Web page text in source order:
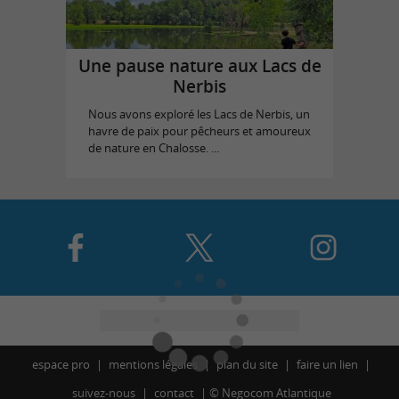
Une pause nature aux Lacs de
Nerbis
Nous avons exploré les Lacs de Nerbis, un
havre de paix pour pêcheurs et amoureux
de nature en Chalosse. ...
espace pro mentions légales plan du site
faire un lien
suivez-nous
contact © Negocom Atlantique